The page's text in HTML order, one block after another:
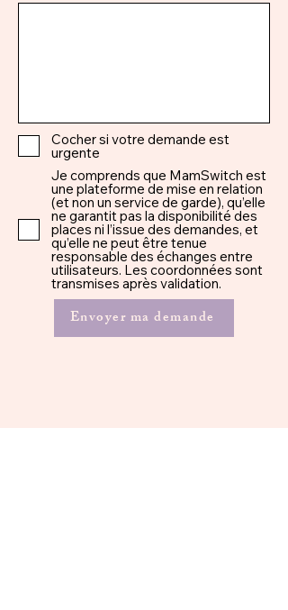
Cocher si votre demande est
urgente
Je comprends que MamSwitch est
une plateforme de mise en relation
(et non un service de garde), qu’elle
ne garantit pas la disponibilité des
places ni l’issue des demandes, et
qu’elle ne peut être tenue
responsable des échanges entre
utilisateurs. Les coordonnées sont
transmises après validation.
Envoyer ma demande